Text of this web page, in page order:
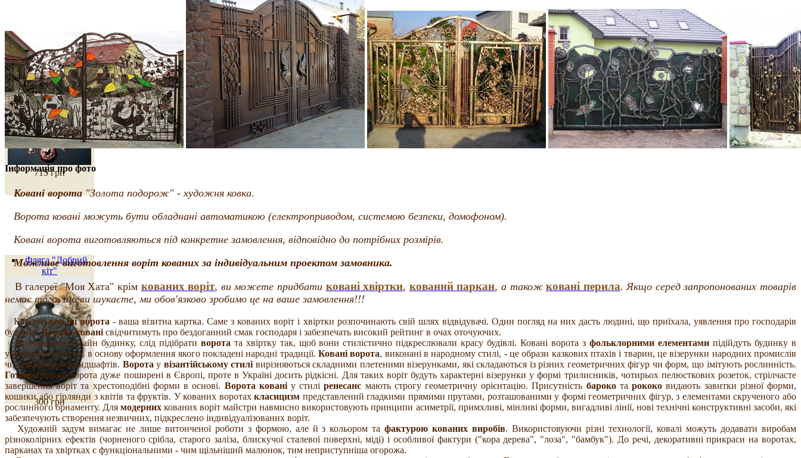
Комплект
біжутерії "Гривна"
715 грн
Фляга "Добрий
кіт"
300 грн
Інформація про фото
Ковані ворота"Золота подорож" - художня ковка.
Ворота ковані можуть бути обладнані автоматикою (електроприводом, системою безпеки, домофоном).
Ковані ворота виготовляються під конкретне замовлення, відповідно до потрібних розмірів.
Можливе виготовлення воріт кованих за індивідуальним проектом замовника.
В галереї "Моя Хата" крім кованих воріт, ви можете придбати ковані хвіртки, кований паркан, а такожковані перила. Якщо серед запропонованих товарів
немає того, що ви шукаєте, ми обов'язково зробимо це на ваше замовлення!!!
Красивіковані ворота - ваша візитна картка. Саме з кованих воріт і хвіртки розпочинають свій шлях відвідувачі. Один погляд на них дасть людині, що приїхала, уявлення про господарів
будинку.Ворота ковані свідчитимуть про бездоганний смак господаря і забезпечать високий рейтинг в очах оточуючих.
Враховуючи дизайн будинку, слід підібрати ворота та хвіртку так, щоб вони стилістично підкреслювали красу будівлі. Ковані ворота зфольклорними елементами підійдуть будинку в
українському стилі, в основу оформлення якого покладені народні традиції. Ковані ворота, виконані в народному стилі, - це образи казкових птахів і тварин, це візерунки народних промислів
чи українських ландшафтів. Ворота у візантійському стилі вирізняються складними плетеними візерунками, які складаються із різних геометричних фігур чи форм, що імітують рослинність.
Готичні ковані ворота дуже поширені в Європі, проте в Україні досить рідкісні. Для таких воріт будуть характерні візерунки у формі трилисників, чотирьох пелюсткових розеток, стрілчасте
завершення воріт та хрестоподібні форми в основі. Ворота кованіу стиліренесанс мають строгу геометричну орієнтацію. Присутність барокотарококо видають завитки різної форми,
кошики або гірлянди з квітів та фруктів. У кованих воротахкласицизм представлений гладкими прямими прутами, розташованими у формі геометричних фігур, з елементами скрученого або
рослинного орнаменту. Длямодерних кованих воріт майстри навмисно використовують принципи асиметрії, примхливі, мінливі форми, вигадливі лінії, нові технічні конструктивні засоби, які
забезпечують створення незвичних, підкреслено індивідуалізованих воріт.
Художній задум вимагає не лише витонченої роботи з формою, але й з кольором тафактурою кованих виробів. Використовуючи різні технології, ковалі можуть додавати виробам
різноколірних ефектів (чорненого срібла, старого заліза, блискучої сталевої поверхні, міді) і особливої фактури ("кора дерева", "лоза", "бамбук"). До речі, декоративні прикраси на воротах,
парканах та хвіртках є функціональними - чим щільніший малюнок, тим неприступніша огорожа.